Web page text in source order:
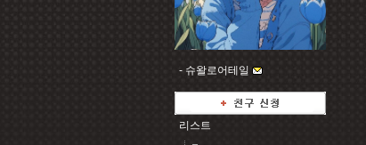
- 슈왈로어테일
리스트